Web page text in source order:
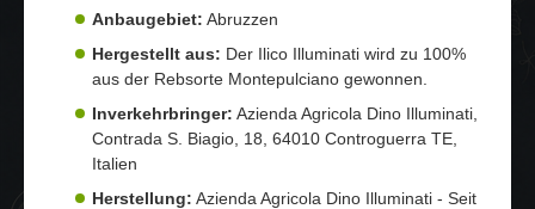
Anbaugebiet: Abruzzen
Hergestellt aus: Der Ilico Illuminati wird zu 100%
aus der Rebsorte Montepulciano gewonnen.
Inverkehrbringer: Azienda Agricola Dino Illuminati,
Contrada S. Biagio, 18, 64010 Controguerra TE,
Italien
Herstellung: Azienda Agricola Dino Illuminati - Seit